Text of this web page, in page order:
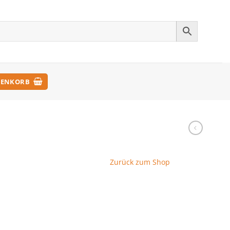
Zurück zum Shop